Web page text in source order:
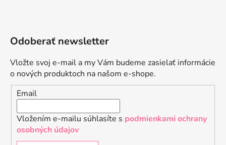
Odoberať newsletter
Vložte svoj e-mail a my Vám budeme zasielať informácie
o nových produktoch na našom e-shope.
Email
Vložením e-mailu súhlasíte s podmienkami ochrany
osobných údajov